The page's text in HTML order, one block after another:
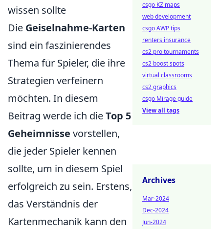
wissen sollte
Die Geiselnahme-Karten
sind ein faszinierendes
Thema für Spieler, die ihre
Strategien verfeinern
möchten. In diesem
Beitrag werde ich dieTop 5
Geheimnisse vorstellen,
die jeder Spieler kennen
sollte, um in diesem Spiel
erfolgreich zu sein. Erstens,
das Verständnis der
Kartenmechanik kann den
csgo KZ maps
web development
csgo AWP tips
renters insurance
cs2 pro tournaments
cs2 boost spots
virtual classrooms
cs2 graphics
csgo Mirage guide
View all tags
Archives
Mar-2024
Dec-2024
Jun-2024